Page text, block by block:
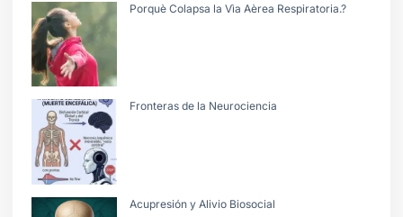
Porquè Colapsa la Vìa Aèrea Respiratoria.?
Fronteras de la Neurociencia
Acupresión y Alivio Biosocial